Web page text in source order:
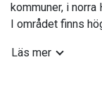
kommuner, i norra
I området finns
ved. Spritt i
Läs mer